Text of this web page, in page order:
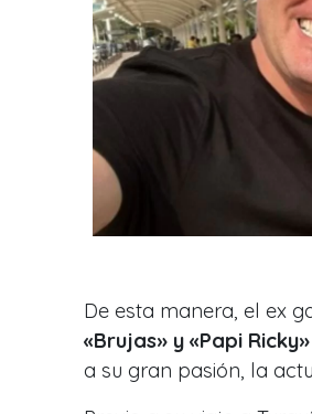
De esta manera, el ex
«Brujas» y «Papi Ricky»
a su gran pasión, la